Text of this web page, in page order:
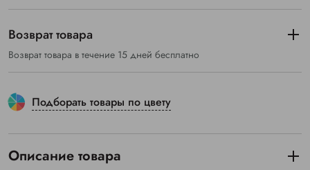
Возврат товара
Возврат товара в течение 15 дней бесплатно
Подборать товары по цвету
Описание товара